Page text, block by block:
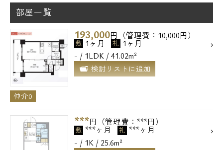
部屋一覧
193,000円（管理費：10,000円）
敷 1ヶ月 礼 1ヶ月
- / 1LDK / 41.02m²
検討リストに追加
仲介0
***円（管理費：***円）
敷 ***ヶ月 礼 ***ヶ月
- / 1K / 25.6m²